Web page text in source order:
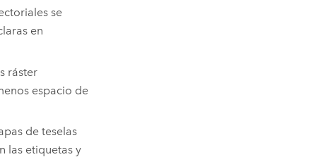
se
en
ráster
espacio de
de teselas
las etiquetas y